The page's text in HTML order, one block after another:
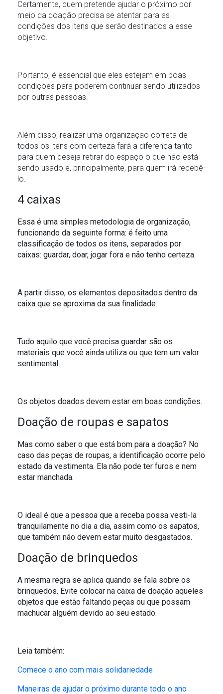
ESPORTIVO
O SOL NASCE PARA TODOS
O RIO TÁ PRA PEIXE
ALFREDO GAZIN ORQUESTRA
Certamente, quem pretende ajudar o próximo por
meio da doação precisa se atentar para as
condições dos itens que serão destinados a esse
objetivo.
Portanto, é essencial que eles estejam em boas
condições para poderem continuar sendo utilizados
por outras pessoas.
Além disso, realizar uma organização correta de
todos os itens com certeza fará a diferença tanto
para quem deseja retirar do espaço o que não está
sendo usado e, principalmente, para quem irá recebê-
lo.
4 caixas
Essa é uma simples metodologia de organização,
funcionando da seguinte forma: é feito uma
classificação de todos os itens, separados por
caixas: guardar, doar, jogar fora e não tenho certeza.
A partir disso, os elementos depositados dentro da
caixa que se aproxima da sua finalidade.
Tudo aquilo que você precisa guardar são os
materiais que você ainda utiliza ou que tem um valor
sentimental.
Os objetos doados devem estar em boas condições.
Doação de roupas e sapatos
Mas como saber o que está bom para a doação? No
caso das peças de roupas, a identificação ocorre pelo
estado da vestimenta. Ela não pode ter furos e nem
estar manchada.
O ideal é que a pessoa que a receba possa vesti-la
tranquilamente no dia a dia, assim como os sapatos,
que também não devem estar muito desgastados.
Doação de brinquedos
A mesma regra se aplica quando se fala sobre os
brinquedos. Evite colocar na caixa de doação aqueles
objetos que estão faltando peças ou que possam
machucar alguém devido ao seu estado.
Leia também:
Comece o ano com mais solidariedade
Maneiras de ajudar o próximo durante todo o ano